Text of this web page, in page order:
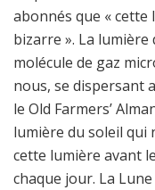
abonnés que «
bizarre ». La
molécule de gaz
nous, se dispersant
le Old Farmers’
lumière du soleil qui
cette lumière avant
chaque jour. La Lune